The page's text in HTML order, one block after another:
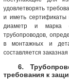
удовлетворять
и иметь сертификаты
диаметр и марка
трубопроводов,
в монтажных и
составляется
6.
требования к